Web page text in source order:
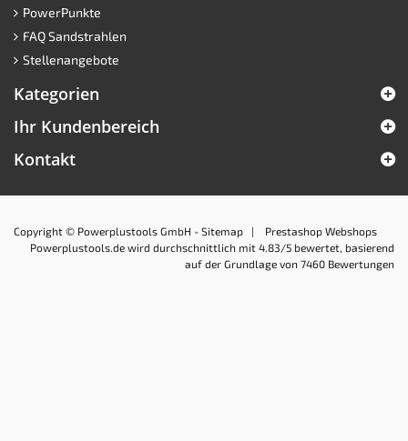
PowerPunkte
FAQ Sandstrahlen
Stellenangebote
Kategorien
Ihr Kundenbereich
Kontakt
Copyright © Powerplustools GmbH - Sitemap | Prestashop Webshops
Powerplustools.de wird durchschnittlich mit 4.83 /5 bewertet, basierend
auf der Grundlage von 7460 Bewertungen